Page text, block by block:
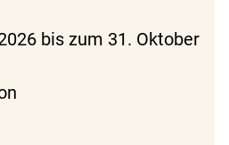
bis zum 31. Oktober